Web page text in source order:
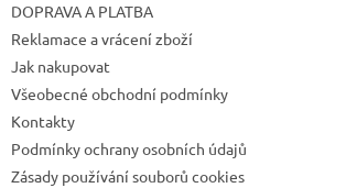
DOPRAVA A PLATBA
Reklamace a vrácení zboží
Jak nakupovat
Všeobecné obchodní podmínky
Kontakty
Podmínky ochrany osobních údajů
Zásady používání souborů cookies